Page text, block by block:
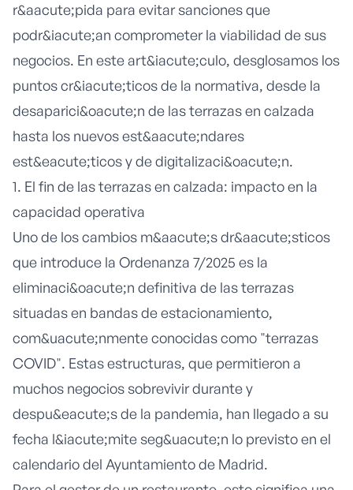
r&aacute;pida para evitar sanciones que
podr&iacute;an comprometer la viabilidad de sus
negocios. En este art&iacute;culo, desglosamos los
puntos cr&iacute;ticos de la normativa, desde la
desaparici&oacute;n de las terrazas en calzada
hasta los nuevos est&aacute;ndares
est&eacute;ticos y de digitalizaci&oacute;n.
1. El fin de las terrazas en calzada: impacto en la
capacidad operativa
Uno de los cambios m&aacute;s dr&aacute;sticos
que introduce la Ordenanza 7/2025 es la
eliminaci&oacute;n definitiva de las terrazas
situadas en bandas de estacionamiento,
com&uacute;nmente conocidas como "terrazas
COVID". Estas estructuras, que permitieron a
muchos negocios sobrevivir durante y
despu&eacute;s de la pandemia, han llegado a su
fecha l&iacute;mite seg&uacute;n lo previsto en el
calendario del Ayuntamiento de Madrid.